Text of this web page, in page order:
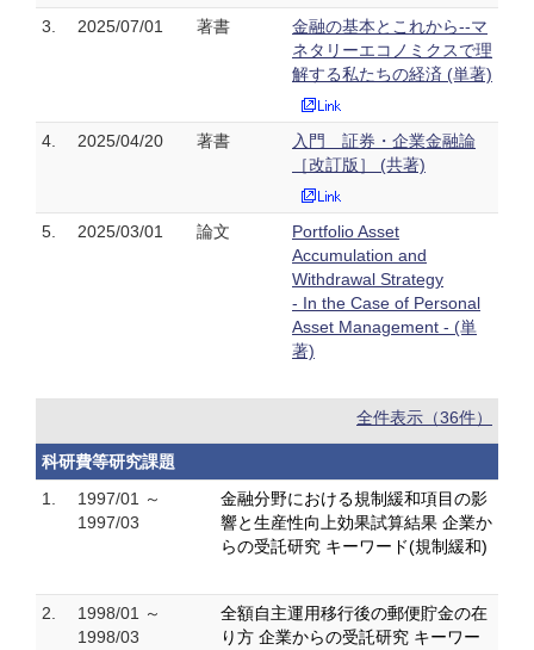
3. 2025/07/01 著書
金融の基本とこれから--マ
ネタリーエコノミクスで理
解する私たちの経済 (単著)
4. 2025/04/20 著書
入門 証券・企業金融論
［改訂版］ (共著)
5. 2025/03/01 論文
Portfolio Asset
Accumulation and
Withdrawal Strategy
- In the Case of Personal
Asset Management - (単
著)
全件表示（36件）
科研費等研究課題
1.
1997/01 ～
1997/03
金融分野における規制緩和項目の影
響と生産性向上効果試算結果 企業か
らの受託研究 キーワード(規制緩和)
2.
1998/01 ～
1998/03
全額自主運用移行後の郵便貯金の在
り方 企業からの受託研究 キーワー